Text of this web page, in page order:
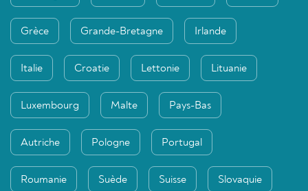
Grèce Grande-Bretagne Irlande
Italie Croatie Lettonie Lituanie
Luxembourg Malte Pays-Bas
Autriche Pologne Portugal
Roumanie Suède Suisse Slovaquie